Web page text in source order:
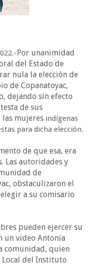
Por unanimidad
del Estado de
nula la elección de
de Copanatoyac,
dejando sin efecto
de sus
mujeresindígenas
para dicha elección.
de que esa, era
Las autoridades y
de
obstaculizaron el
a su comisario
pueden ejercer su
un video Antonia
comunidad, quien
Local del Instituto